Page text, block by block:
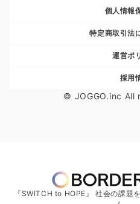
個人情報
特定商取引法
運営ポ
採用
© JOGGO.inc All
『SWITCH to HOPE』 社会の課題